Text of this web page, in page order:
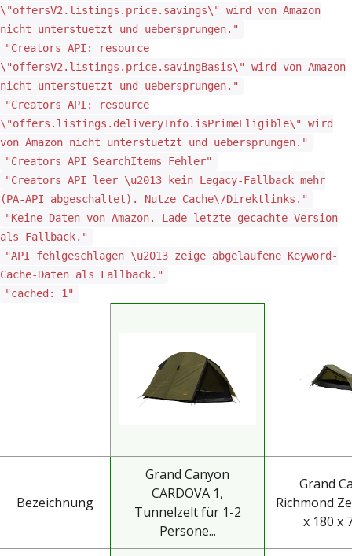
\"offersV2.listings.price.savings\" wird von Amazon
nicht unterstuetzt und uebersprungen."
"Creators API: resource
\"offersV2.listings.price.savingBasis\" wird von Amazon
nicht unterstuetzt und uebersprungen."
"Creators API: resource
\"offers.listings.deliveryInfo.isPrimeEligible\" wird
von Amazon nicht unterstuetzt und uebersprungen."
"Creators API SearchItems Fehler"
"Creators API leer \u2013 kein Legacy-Fallback mehr
(PA-API abgeschaltet). Nutze Cache\/Direktlinks."
"Keine Daten von Amazon. Lade letzte gecachte Version
als Fallback."
"API fehlgeschlagen \u2013 zeige abgelaufene Keyword-
Cache-Daten als Fallback."
"cached: 1"
Bezeichnung
Grand Canyon
CARDOVA 1,
Tunnelzelt für 1-2
Persone...
Grand
Richmond
x 180 x